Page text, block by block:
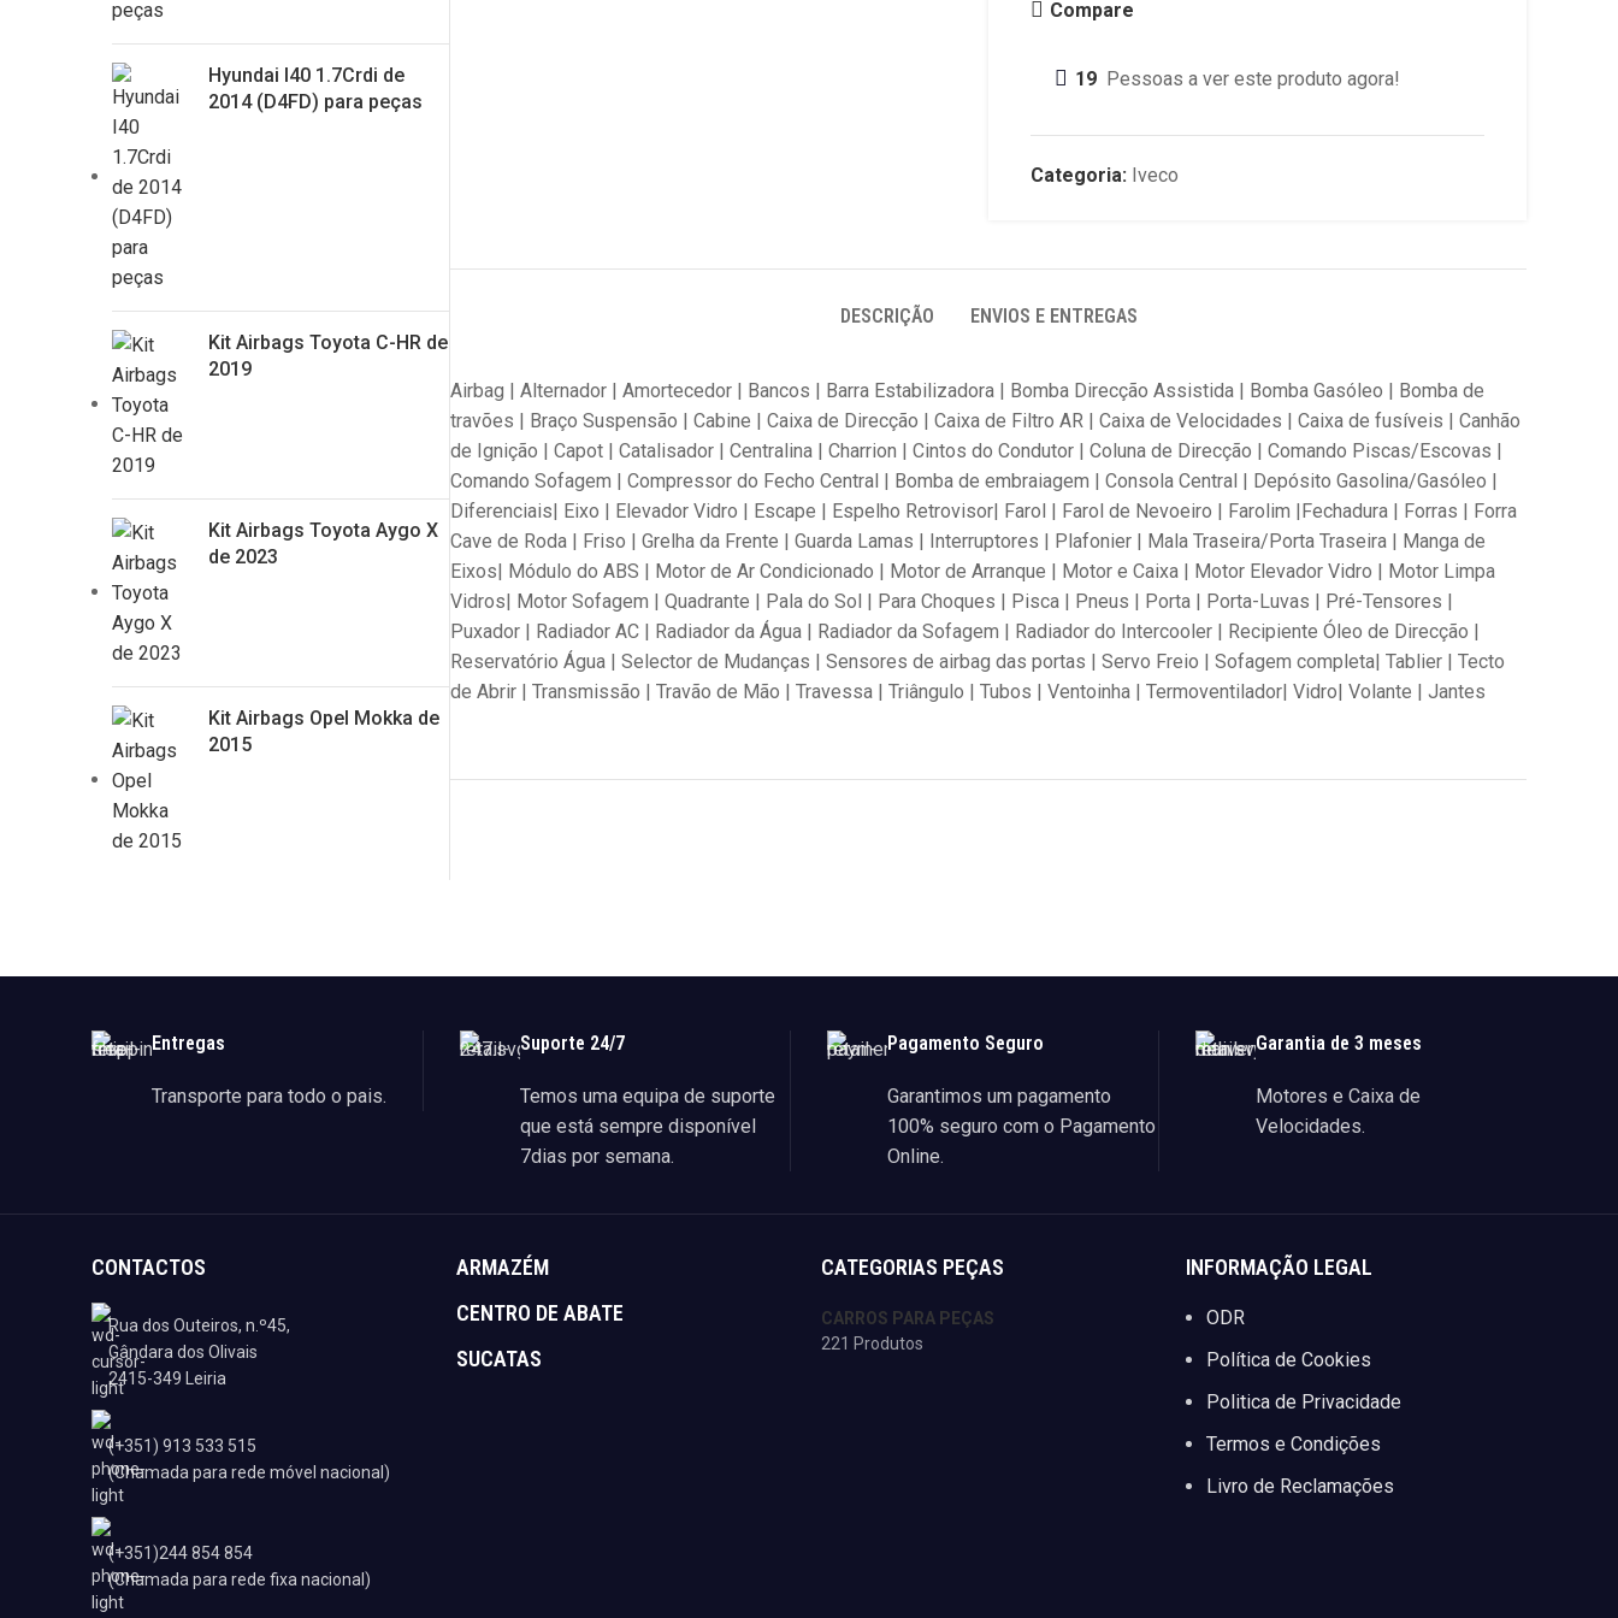
Compare
19 Pessoas a ver este produto agora!
Categoria: Iveco
DESCRIÇÃO ENVIOS E ENTREGAS
Airbag | Alternador | Amortecedor | Bancos | Barra Estabilizadora | Bomba Direcção Assistida | Bomba Gasóleo | Bomba de
travões | Braço Suspensão | Cabine | Caixa de Direcção | Caixa de Filtro AR | Caixa de Velocidades | Caixa de fusíveis | Canhão
de Ignição | Capot | Catalisador | Centralina | Charrion | Cintos do Condutor | Coluna de Direcção | Comando Piscas/Escovas |
Comando Sofagem | Compressor do Fecho Central | Bomba de embraiagem | Consola Central | Depósito Gasolina/Gasóleo |
Diferenciais| Eixo | Elevador Vidro | Escape | Espelho Retrovisor| Farol | Farol de Nevoeiro | Farolim |Fechadura | Forras | Forra
Cave de Roda | Friso | Grelha da Frente | Guarda Lamas | Interruptores | Plafonier | Mala Traseira/Porta Traseira | Manga de
Eixos| Módulo do ABS | Motor de Ar Condicionado | Motor de Arranque | Motor e Caixa | Motor Elevador Vidro | Motor Limpa
Vidros| Motor Sofagem | Quadrante | Pala do Sol | Para Choques | Pisca | Pneus | Porta | Porta-Luvas | Pré-Tensores |
Puxador | Radiador AC | Radiador da Água | Radiador da Sofagem | Radiador do Intercooler | Recipiente Óleo de Direcção |
Reservatório Água | Selector de Mudanças | Sensores de airbag das portas | Servo Freio | Sofagem completa| Tablier | Tecto
de Abrir | Transmissão | Travão de Mão | Travessa | Triângulo | Tubos | Ventoinha | Termoventilador| Vidro| Volante | Jantes
Hyundai I40 1.7Crdi de
2014 (D4FD) para peças
Kit Airbags Toyota C-HR de
2019
Kit Airbags Toyota Aygo X
de 2023
Kit Airbags Opel Mokka de
2015
Entregas
Transporte para todo o pais.
Suporte 24/7
Temos uma equipa de suporte
que está sempre disponível
7dias por semana.
Pagamento Seguro
Garantimos um pagamento
100% seguro com o Pagamento
Online.
Garantia de 3 meses
Motores e Caixa de
Velocidades.
CONTACTOS
Rua dos Outeiros, n.º45,
Gândara dos Olivais
2415-349 Leiria
(+351) 913 533 515
(Chamada para rede móvel nacional)
(+351)244 854 854
(Chamada para rede fixa nacional)
ARMAZÉM
CENTRO DE ABATE
SUCATAS
CATEGORIAS PEÇAS
CARROS PARA PEÇAS
221 Produtos
INFORMAÇÃO LEGAL
ODR
Política de Cookies
Politica de Privacidade
Termos e Condições
Livro de Reclamações